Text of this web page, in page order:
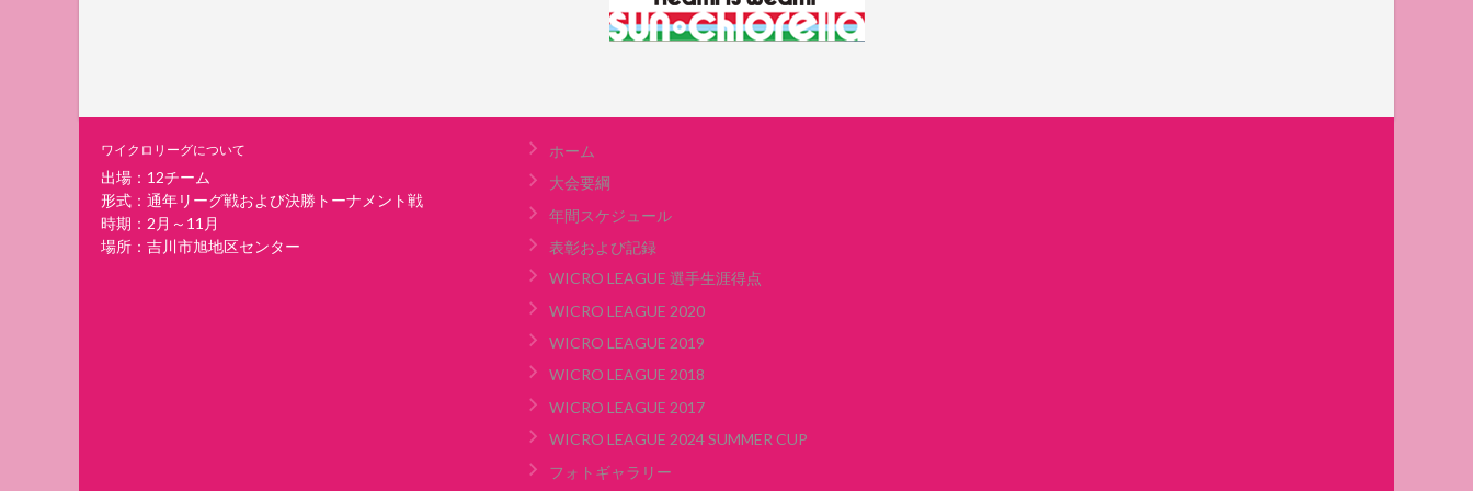
ワイクロリーグについて
出場：12チーム
形式：通年リーグ戦および決勝トーナメント戦
時期：2月～11月
場所：吉川市旭地区センター
ホーム
大会要綱
年間スケジュール
表彰および記録
WICRO LEAGUE 選手生涯得点
WICRO LEAGUE 2020
WICRO LEAGUE 2019
WICRO LEAGUE 2018
WICRO LEAGUE 2017
WICRO LEAGUE 2024 SUMMER CUP
フォトギャラリー